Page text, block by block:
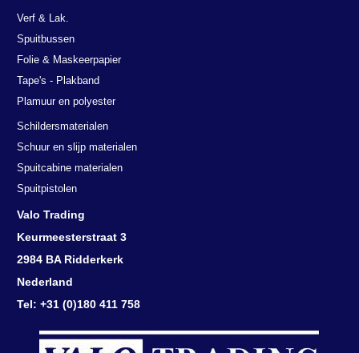
Verf & Lak.
Spuitbussen
Folie & Maskeerpapier
Tape's - Plakband
Plamuur en polyester
Schildersmaterialen
Schuur en slijp materialen
Spuitcabine materialen
Spuitpistolen
Valo Trading
Keurmeesterstraat 3
2984 BA Ridderkerk
Nederland
Tel: +31 (0)180 411 758